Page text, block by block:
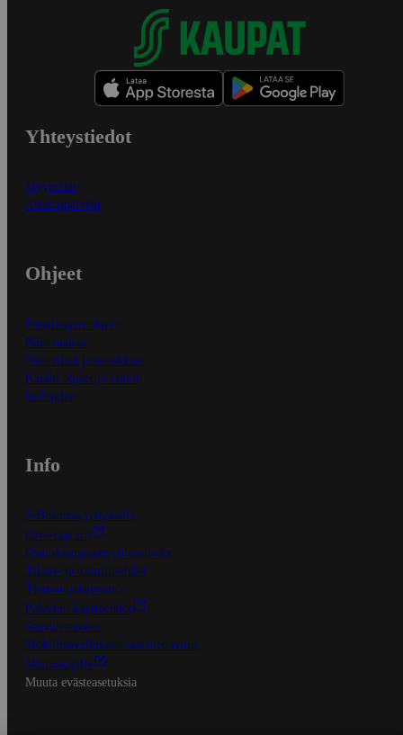
Yhteystiedot
Myymälät
Asiakaspalvelu
Ohjeet
Ensitilaajan ohjeet
Näin maksat
Näin tilaat ja muokkaat
Kaikki ohjeet ja vinkit
In English
Info
S-Business yrityksille
Oiva-raportit
Osuuskauppojen yhteystiedot
Tilaus- ja toimitusehdot
Tietosuojakäytäntö
Palvelun käyttöehdot
Saavutettavuus
Mobiilisovelluksen saavutettavuus
Mainostajalle
Muuta evästeasetuksia